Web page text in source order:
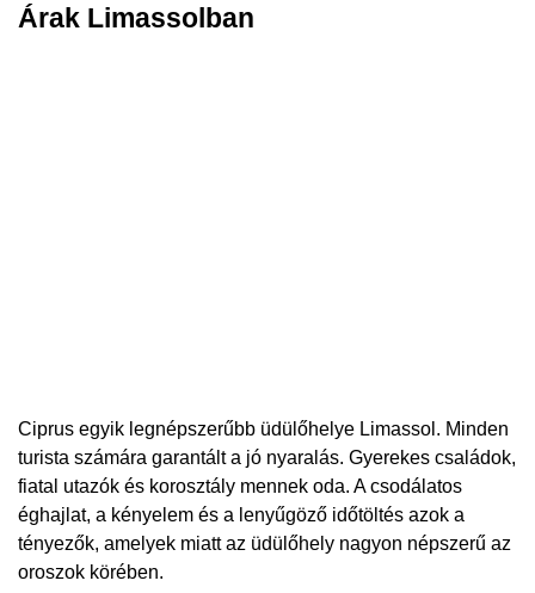
Árak Limassolban
Ciprus egyik legnépszerűbb üdülőhelye Limassol. Minden
turista számára garantált a jó nyaralás. Gyerekes családok,
fiatal utazók és korosztály mennek oda. A csodálatos
éghajlat, a kényelem és a lenyűgöző időtöltés azok a
tényezők, amelyek miatt az üdülőhely nagyon népszerű az
oroszok körében.